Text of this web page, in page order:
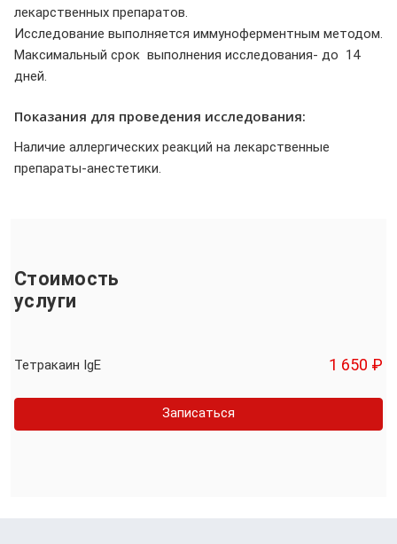
лекарственных препаратов.
Исследование выполняется иммуноферментным методом.
Максимальный срок выполнения исследования- до 14
дней.
Показания для проведения исследования:
Наличие аллергических реакций на лекарственные
препараты-анестетики.
Стоимость
услуги
Тетракаин IgE 1 650 ₽
Записаться